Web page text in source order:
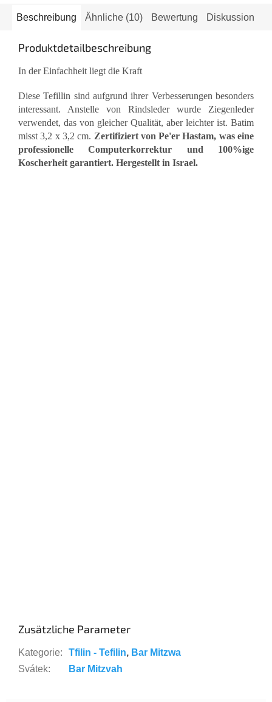
Beschreibung Ähnliche (10) Bewertung Diskussion
Produktdetailbeschreibung
In der Einfachheit liegt die Kraft
Diese Tefillin sind aufgrund ihrer Verbesserungen besonders
interessant. Anstelle von Rindsleder wurde Ziegenleder
verwendet, das von gleicher Qualität, aber leichter ist. Batim
misst 3,2 x 3,2 cm. Zertifiziert von Pe'er Hastam, was eine
professionelle Computerkorrektur und 100%ige
Koscherheit garantiert. Hergestellt in Israel.
Zusätzliche Parameter
Kategorie: Tfilin - Tefilin, Bar Mitzwa
Svátek: Bar Mitzvah